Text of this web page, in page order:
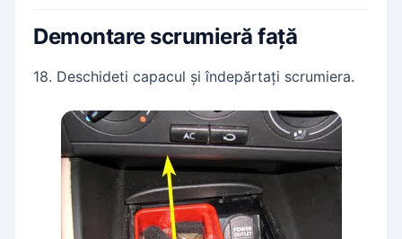
Demontare scrumieră față
18. Deschideti capacul și îndepărtați scrumiera.